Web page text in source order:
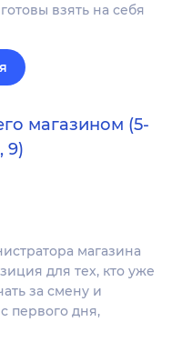
взять на себя
магазином (5-
9)
магазина
для тех, кто уже
за смену и
первого дня,